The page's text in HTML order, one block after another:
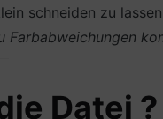
schneiden zu
Farbabweichungen
Datei ?